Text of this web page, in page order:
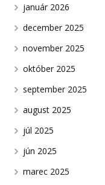
január 2026
december 2025
november 2025
október 2025
september 2025
august 2025
júl 2025
jún 2025
marec 2025